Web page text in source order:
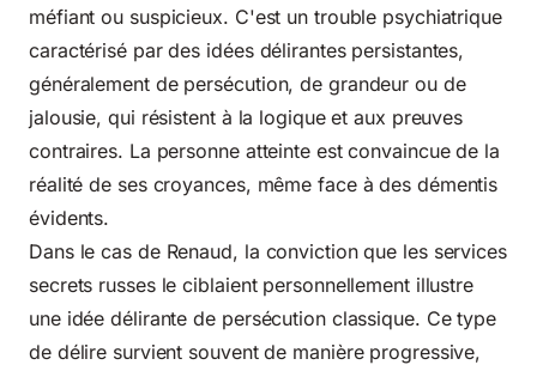
méfiant ou suspicieux. C'est un trouble psychiatrique
caractérisé par des idées délirantes persistantes,
généralement de persécution, de grandeur ou de
jalousie, qui résistent à la logique et aux preuves
contraires. La personne atteinte est convaincue de la
réalité de ses croyances, même face à des démentis
évidents.
Dans le cas de Renaud, la conviction que les services
secrets russes le ciblaient personnellement illustre
une idée délirante de persécution classique. Ce type
de délire survient souvent de manière progressive,